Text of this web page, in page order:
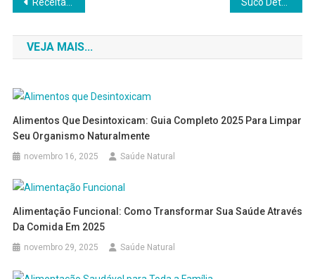
de
Post
VEJA MAIS...
Alimentos Que Desintoxicam: Guia Completo 2025 Para Limpar
Seu Organismo Naturalmente
novembro 16, 2025 Saúde Natural
Alimentação Funcional: Como Transformar Sua Saúde Através
Da Comida Em 2025
novembro 29, 2025 Saúde Natural